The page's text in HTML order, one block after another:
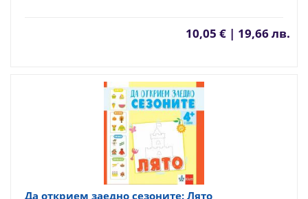
10,05 € | 19,66 лв.
Да открием заедно сезоните: Лято